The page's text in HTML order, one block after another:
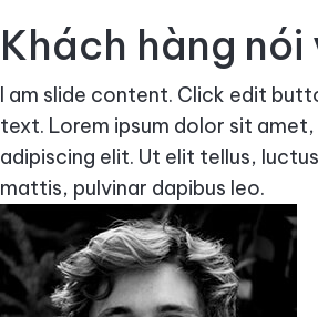
Khách hàng nói
I am slide content. Click edit
text. Lorem ipsum dolor sit
adipiscing elit. Ut elit tellus,
mattis, pulvinar dapibus leo.